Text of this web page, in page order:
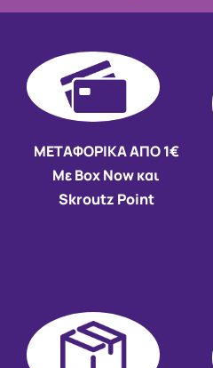
ΜΕΤΑΦΟΡΙΚΑ ΑΠΟ 1€
Με Box Now και
Skroutz Point